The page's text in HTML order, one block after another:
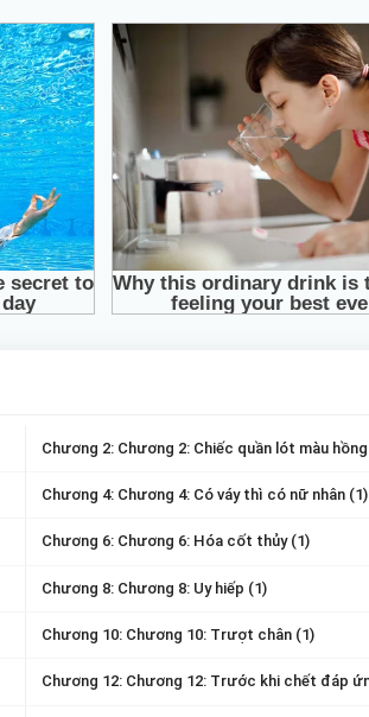
Chương 2: Chương 2: Chiếc quần lót màu
Chương 4: Chương 4: Có váy thì có nữ nhân (1)
Chương 6: Chương 6: Hóa cốt thủy (1)
Chương 8: Chương 8: Uy hiếp (1)
Chương 10: Chương 10: Trượt chân (1)
Chương 12: Chương 12: Trước khi chết đáp